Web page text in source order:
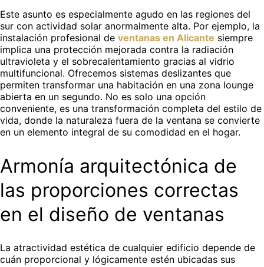
Este asunto es especialmente agudo en las regiones del
sur con actividad solar anormalmente alta. Por ejemplo, la
instalación profesional de ventanas en Alicante siempre
implica una protección mejorada contra la radiación
ultravioleta y el sobrecalentamiento gracias al vidrio
multifuncional. Ofrecemos sistemas deslizantes que
permiten transformar una habitación en una zona lounge
abierta en un segundo. No es solo una opción
conveniente, es una transformación completa del estilo de
vida, donde la naturaleza fuera de la ventana se convierte
en un elemento integral de su comodidad en el hogar.
Armonía arquitectónica de
las proporciones correctas
en el diseño de ventanas
La atractividad estética de cualquier edificio depende de
cuán proporcional y lógicamente estén ubicadas sus